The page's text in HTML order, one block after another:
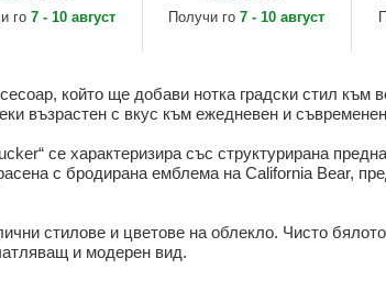
Needle
го7 - 10 август
American Needle
Получи го7 - 10 август
който ще добави нотка градски стил към
възрастен с вкус към ежедневен и
се характеризира със структурирана
с бродирана емблема на California Bear,
стилове и цветове на облекло. Чисто
и модерен вид.